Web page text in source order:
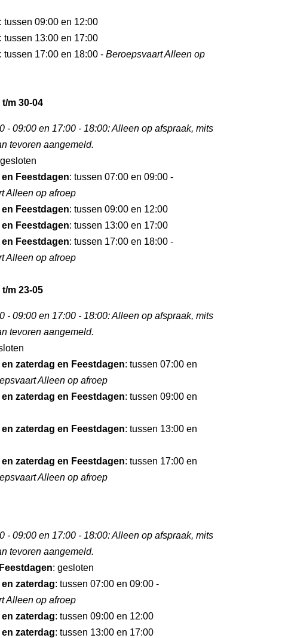
: tussen 09:00 en 12:00
: tussen 13:00 en 17:00
: tussen 17:00 en 18:00 - Beroepsvaart Alleen op
m 30-04
- 09:00 en 17:00 - 18:00: Alleen op afspraak, mits
tevoren aangemeld.
Feestdagen: tussen 07:00 en 09:00 -
Alleen op afroep
Feestdagen: tussen 09:00 en 12:00
Feestdagen: tussen 13:00 en 17:00
Feestdagen: tussen 17:00 en 18:00 -
Alleen op afroep
m 23-05
- 09:00 en 17:00 - 18:00: Alleen op afspraak, mits
tevoren aangemeld.
zaterdag en Feestdagen: tussen 07:00 en
Alleen op afroep
zaterdag en Feestdagen: tussen 09:00 en
zaterdag en Feestdagen: tussen 13:00 en
zaterdag en Feestdagen: tussen 17:00 en
Alleen op afroep
- 09:00 en 17:00 - 18:00: Alleen op afspraak, mits
tevoren aangemeld.
: gesloten
zaterdag: tussen 07:00 en 09:00 -
Alleen op afroep
zaterdag: tussen 09:00 en 12:00
zaterdag: tussen 13:00 en 17:00